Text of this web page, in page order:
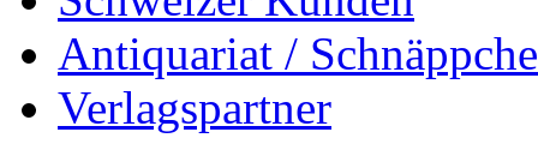
Antiquariat /
Verlagspartner